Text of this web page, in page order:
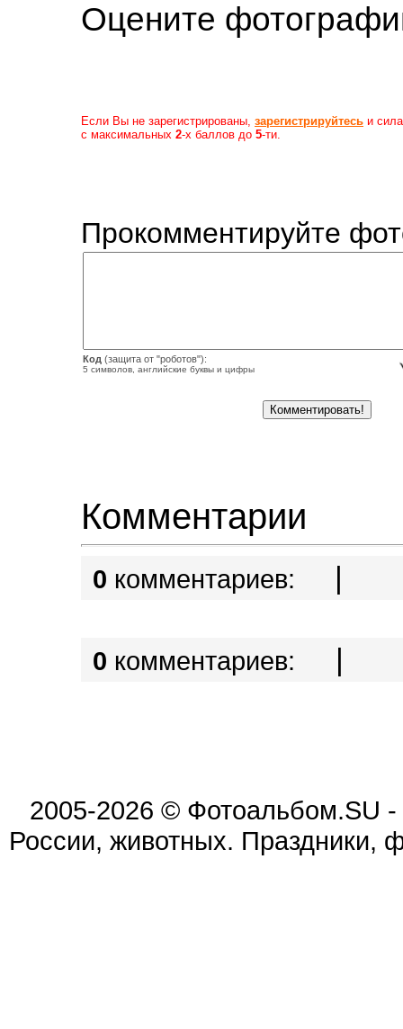
Оцените
Если Вы не зарегистрированы, зарегистрируйтесь и
с максимальных 2-х баллов до 5-ти.
Прокомментируйте
Код (защита от "роботов"):
5 символов, английские буквы и цифры
Комментарии
0 комментариев: |
0 комментариев: |
2005-2026 © Фотоальбом.SU -
России, животных. Праздники,